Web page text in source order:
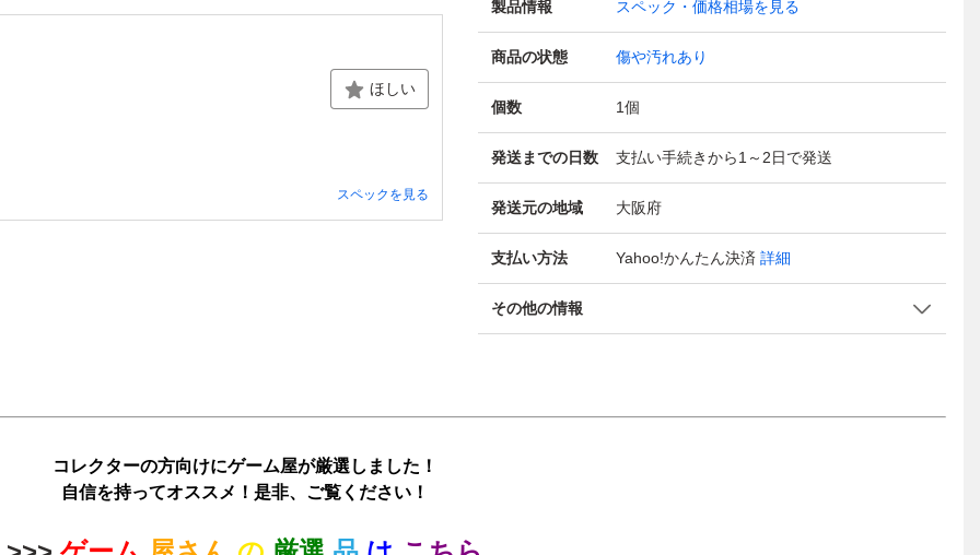
ほしい
スペックを見る
製品情報 スペック・価格相場を見る
商品の状態 傷や汚れあり
個数 1個
発送までの日数 支払い手続きから1～2日で発送
発送元の地域 大阪府
支払い方法 Yahoo!かんたん決済 詳細
その他の情報